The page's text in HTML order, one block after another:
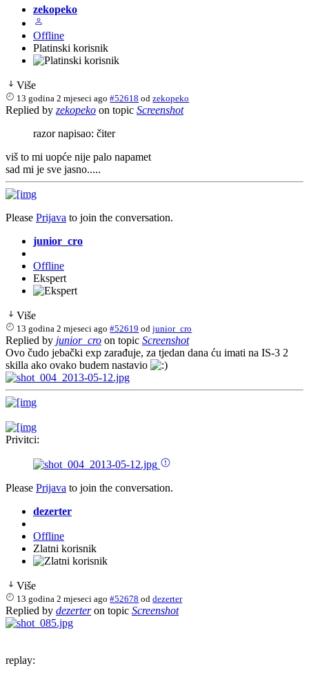
zekopeko
Offline
Platinski korisnik
Više
13 godina 2 mjeseci ago #52618 odzekopeko
Replied by zekopeko on topic Screenshot
razor napisao: čiter
viš to mi uopće nije palo napamet
sad mi je sve jasno.....
Please Prijava to join the conversation.
junior_cro
Offline
Ekspert
Više
13 godina 2 mjeseci ago #52619 odjunior_cro
Replied by junior_cro on topic Screenshot
Ovo čudo jebački exp zarađuje, za tjedan dana ću imati na IS-3 2
skilla ako ovako budem nastavio
Privitci:
Please Prijava to join the conversation.
dezerter
Offline
Zlatni korisnik
Više
13 godina 2 mjeseci ago #52678 oddezerter
Replied by dezerteron topic Screenshot
replay: